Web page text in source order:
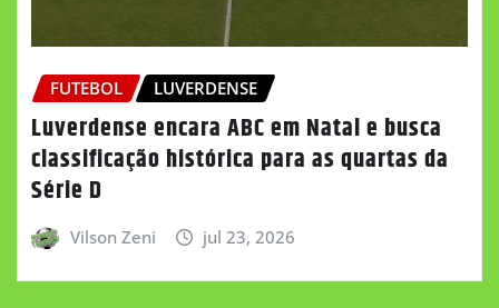
FUTEBOL LUVERDENSE
Luverdense encara ABC em Natal e busca
classificação histórica para as quartas da
Série D
Vilson Zeni jul 23, 2026